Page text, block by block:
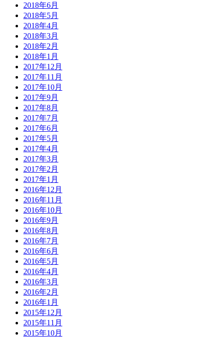
2018年6月
2018年5月
2018年4月
2018年3月
2018年2月
2018年1月
2017年12月
2017年11月
2017年10月
2017年9月
2017年8月
2017年7月
2017年6月
2017年5月
2017年4月
2017年3月
2017年2月
2017年1月
2016年12月
2016年11月
2016年10月
2016年9月
2016年8月
2016年7月
2016年6月
2016年5月
2016年4月
2016年3月
2016年2月
2016年1月
2015年12月
2015年11月
2015年10月